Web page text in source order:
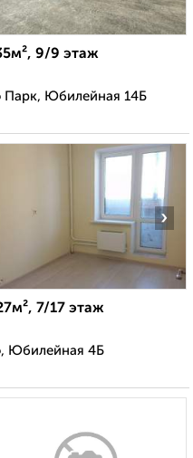
9/9 этаж
Юбилейная 14Б
›
7/17 этаж
Юбилейная 4Б